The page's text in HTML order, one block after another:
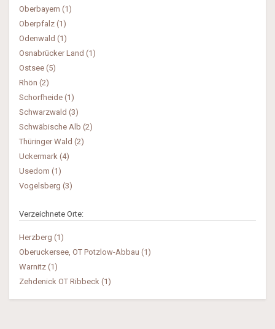
Oberbayern (1)
Oberpfalz (1)
Odenwald (1)
Osnabrücker Land (1)
Ostsee (5)
Rhön (2)
Schorfheide (1)
Schwarzwald (3)
Schwäbische Alb (2)
Thüringer Wald (2)
Uckermark (4)
Usedom (1)
Vogelsberg (3)
Verzeichnete Orte:
Herzberg (1)
Oberuckersee, OT Potzlow-Abbau (1)
Warnitz (1)
Zehdenick OT Ribbeck (1)